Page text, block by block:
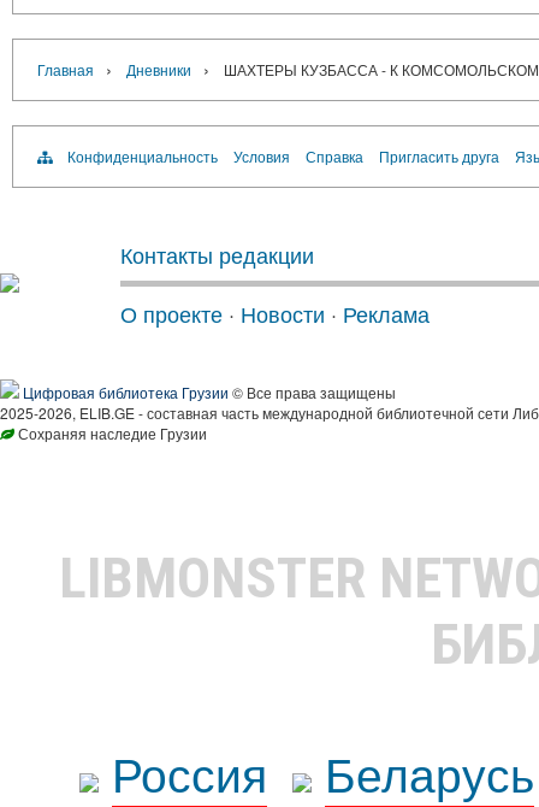
Главная › Дневники › ШАХТЕРЫ КУЗБАССА - К
Конфиденциальность Условия Справка Пригласить друга
Контакты редакции
О проекте · Новости · Реклама
Цифровая библиотека Грузии © Все права защищены
2025-2026, ELIB.GE - составная часть международной библиотечной сети
Сохраняя наследие Грузии
LIBMONSTER
Россия
Беларусь